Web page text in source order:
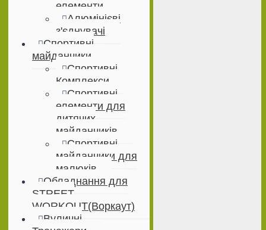
елементи
Алюмінієві
з'єднувачі
Спортивні
майданчики
Спортивні
Комплекси
Спортивні
елементи для
дитячих
майданчиків
Спортивні
майданчики для
малюків
Обладнання для
STREET
WORKOUT(Воркаут)
Вуличні